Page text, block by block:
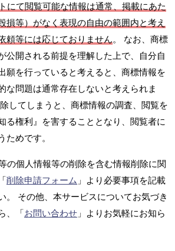
にて閲覧可能な情報は通常、掲載にあた
損等）がなく表現の自由の範囲内と考え
頼等には応じておりません。 なお、商標
公開される前提を理解した上で、自分自
願を行っていると考えると、商標情報を
な問題は通常存在しないと考えられま
してしまうと、商標情報の調査、閲覧を
る権利』を害することとなり、閲覧者に
ためです。
の個人情報等の削除を含む情報削除に関
削除申請フォーム 」より必要事項を記載
。 その他、本サービスについてお気づき
、「お問い合わせ 」よりお気軽にお知ら